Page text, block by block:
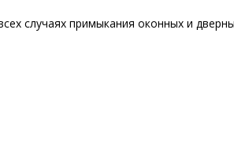
случаях примыкания оконных и